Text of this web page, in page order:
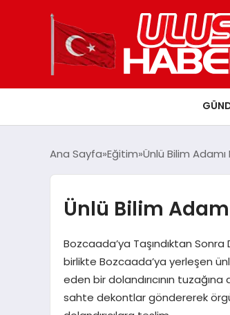
Ana Sayfa Eğitim Ünlü Bilim Adamı
Ünlü Bilim
Bozcaada’ya Taşındıktan
birlikte Bozcaada’ya yerleşen
eden bir dolandırıcının
sahte dekontlar göndererek